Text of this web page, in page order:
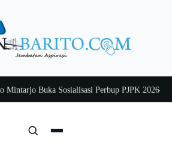
Buka Sosialisasi Perbup PJPK 2026–2030